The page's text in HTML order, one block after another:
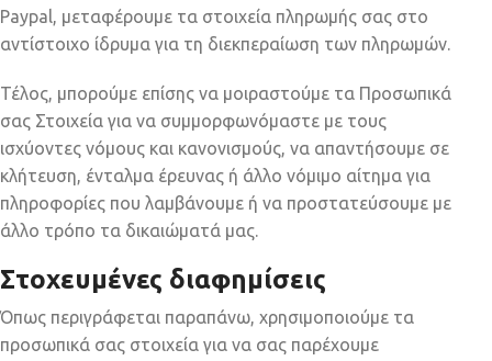
Paypal, μεταφέρουμε τα στοιχεία πληρωμής σας στο
αντίστοιχο ίδρυμα για τη διεκπεραίωση των πληρωμών.
Τέλος, μπορούμε επίσης να μοιραστούμε τα Προσωπικά
σας Στοιχεία για να συμμορφωνόμαστε με τους
ισχύοντες νόμους και κανονισμούς, να απαντήσουμε σε
κλήτευση, ένταλμα έρευνας ή άλλο νόμιμο αίτημα για
πληροφορίες που λαμβάνουμε ή να προστατεύσουμε με
άλλο τρόπο τα δικαιώματά μας.
Στοχευμένες διαφημίσεις
Όπως περιγράφεται παραπάνω, χρησιμοποιούμε τα
προσωπικά σας στοιχεία για να σας παρέχουμε